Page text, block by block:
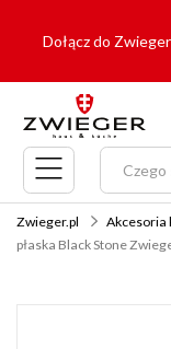
Dołącz do
Menu
główne
Zwieger.pl Akcesoria
płaska Black Stone